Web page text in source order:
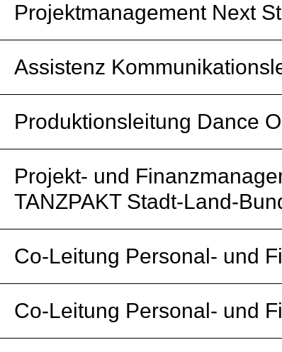
Projektmanagement Next
Assistenz
Produktionsleitung Dance
Projekt- und
TANZPAKT Stadt-Land-
Co-Leitung Personal- und
Co-Leitung Personal- und